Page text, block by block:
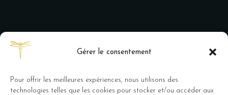
Gérer le consentement
Pour offrir les meilleures expériences, nous utilisons des
technologies telles que les cookies pour stocker et/ou accéder aux